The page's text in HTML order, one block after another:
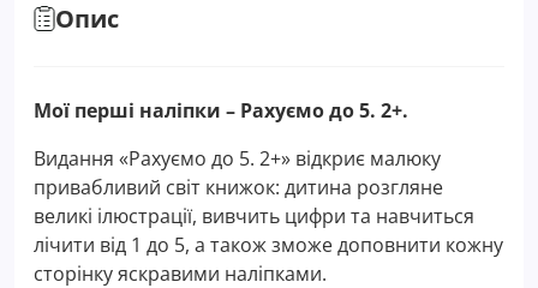
Опис
Мої перші наліпки – Рахуємо до 5. 2+.
Видання «Рахуємо до 5. 2+» відкриє малюку
привабливий світ книжок: дитина розгляне
великі ілюстрації, вивчить цифри та навчиться
лічити від 1 до 5, а також зможе доповнити кожну
сторінку яскравими наліпками.